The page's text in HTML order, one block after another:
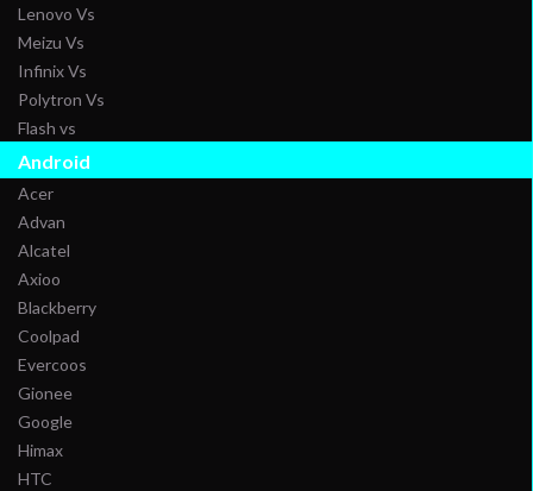
Lenovo Vs
Meizu Vs
Infinix Vs
Polytron Vs
Flash vs
Android
Acer
Advan
Alcatel
Axioo
Blackberry
Coolpad
Evercoos
Gionee
Google
Himax
HTC